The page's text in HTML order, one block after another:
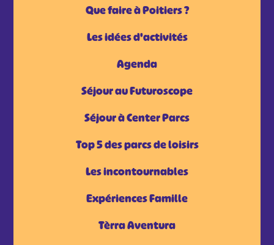
Que faire à Poitiers ?
Les idées d'activités
Agenda
Séjour au Futuroscope
Séjour à Center Parcs
Top 5 des parcs de loisirs
Les incontournables
Expériences Famille
Tèrra Aventura